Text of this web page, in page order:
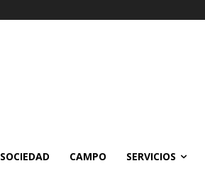
SOCIEDAD CAMPO SERVICIOS